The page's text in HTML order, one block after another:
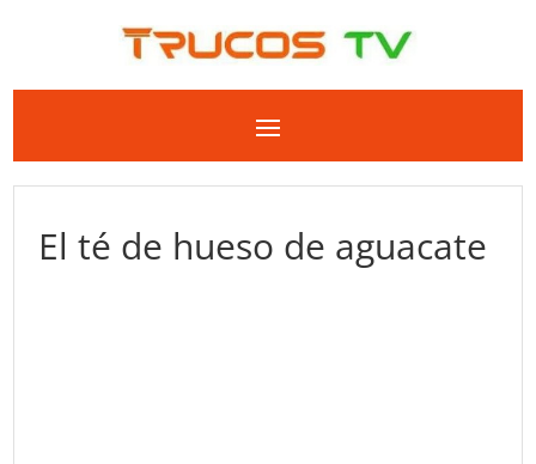
El té de hueso de aguacate